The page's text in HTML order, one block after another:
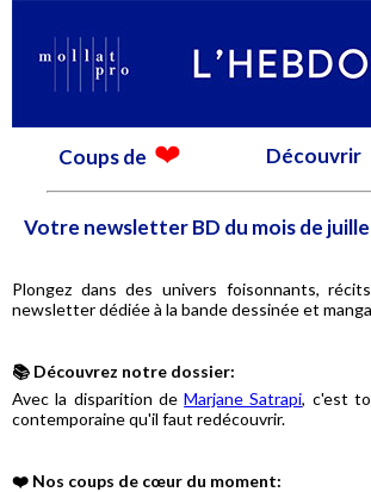
Coups de Découvrir
Votre newsletter BD du mois de
Plongez dans des univers foisonnants,
newsletter dédiée à la bande dessinée et
📚 Découvrez notre dossier:
Avec la disparition deMarjane Satrapi, c'est
contemporaine qu'il faut redécouvrir.
❤️ Nos coups de cœur du moment: